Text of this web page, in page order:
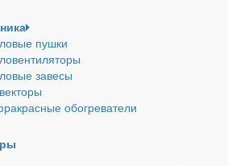
пушки
завесы
обогреватели